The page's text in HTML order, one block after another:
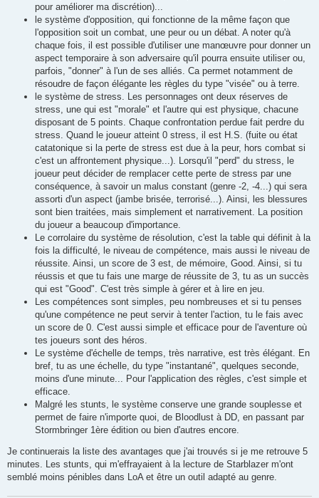
pour améliorer ma discrétion)...
le système d'opposition, qui fonctionne de la même façon que
l'opposition soit un combat, une peur ou un débat. A noter qu'à
chaque fois, il est possible d'utiliser une manœuvre pour donner un
aspect temporaire à son adversaire qu'il pourra ensuite utiliser ou,
parfois, "donner" à l'un de ses alliés. Ca permet notamment de
résoudre de façon élégante les règles du type "visée" ou à terre.
le système de stress. Les personnages ont deux réserves de
stress, une qui est "morale" et l'autre qui est physique, chacune
disposant de 5 points. Chaque confrontation perdue fait perdre du
stress. Quand le joueur atteint 0 stress, il est H.S. (fuite ou état
catatonique si la perte de stress est due à la peur, hors combat si
c'est un affrontement physique...). Lorsqu'il "perd" du stress, le
joueur peut décider de remplacer cette perte de stress par une
conséquence, à savoir un malus constant (genre -2, -4...) qui sera
assorti d'un aspect (jambe brisée, terrorisé...). Ainsi, les blessures
sont bien traitées, mais simplement et narrativement. La position
du joueur a beaucoup d'importance.
Le corrolaire du système de résolution, c'est la table qui définit à la
fois la difficulté, le niveau de compétence, mais aussi le niveau de
réussite. Ainsi, un score de 3 est, de mémoire, Good. Ainsi, si tu
réussis et que tu fais une marge de réussite de 3, tu as un succès
qui est "Good". C'est très simple à gérer et à lire en jeu.
Les compétences sont simples, peu nombreuses et si tu penses
qu'une compétence ne peut servir à tenter l'action, tu le fais avec
un score de 0. C'est aussi simple et efficace pour de l'aventure où
tes joueurs sont des héros.
Le système d'échelle de temps, très narrative, est très élégant. En
bref, tu as une échelle, du type "instantané", quelques seconde,
moins d'une minute... Pour l'application des règles, c'est simple et
efficace.
Malgré les stunts, le système conserve une grande souplesse et
permet de faire n'importe quoi, de Bloodlust à DD, en passant par
Stormbringer 1ère édition ou bien d'autres encore.
Je continuerais la liste des avantages que j'ai trouvés si je me retrouve 5
minutes. Les stunts, qui m'effrayaient à la lecture de Starblazer m'ont
semblé moins pénibles dans LoA et être un outil adapté au genre.